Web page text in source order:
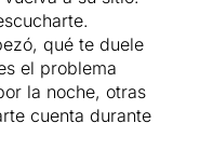
qué te duele
el problema
la noche, otras
cuenta durante